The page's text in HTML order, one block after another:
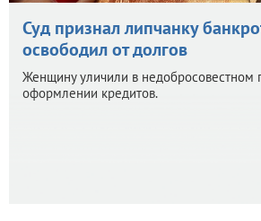
Суд признал липчанку
освободил от долгов
Женщину уличили в недобросовестном
оформлении кредитов.